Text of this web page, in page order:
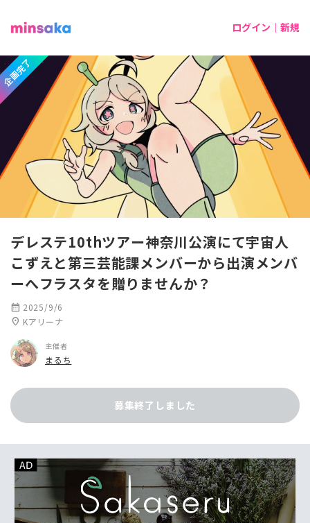
ログイン｜新規
企画完了
デレステ10thツアー神奈川公演にて宇宙人
こずえと第三芸能課メンバーから出演メンバ
ーへフラスタを贈りませんか？
calendar_month 2025/9/6
location_on Kアリーナ
主催者
まるち
募集終了しました